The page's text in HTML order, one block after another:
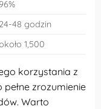
96%
24-48 godzin
1,500
korzystania z
zrozumienie
Warto